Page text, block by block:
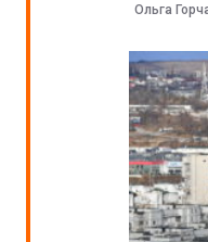
Ольга